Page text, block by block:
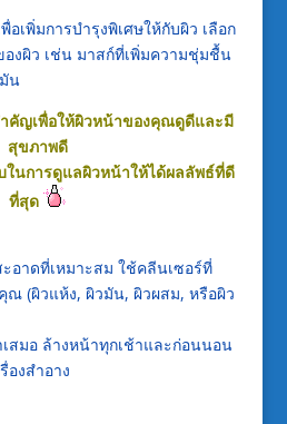
อเพิ่มการบำรุงพิเศษให้กับผิว เลือก
งผิว เช่น มาสก์ที่เพิ่มความชุ่มชื้น
น
คัญเพื่อให้ผิวหน้าของคุณดูดีและมี
สุขภาพดี
นการดูแลผิวหน้าให้ได้ผลลัพธ์ที่ดี
ที่สุด
อาดที่เหมาะสม ใช้คลีนเซอร์ที่
ณ (ผิวแห้ง, ผิวมัน, ผิวผสม, หรือผิว
สมอ ล้างหน้าทุกเช้าและก่อนนอน
องสำอาง